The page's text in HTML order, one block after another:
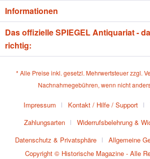
Informationen
Das offizielle SPIEGEL Antiquariat -
richtig:
* Alle Preise inkl. gesetzl. Mehrwertsteuer zzgl.
Nachnahmegebühren, wenn nicht
Impressum Kontakt / Hilfe / Support
Zahlungsarten
Widerrufsbelehrung &
Datenschutz & Privatsphäre
Allgemeine
Copyright © Historische Magazine - Alle